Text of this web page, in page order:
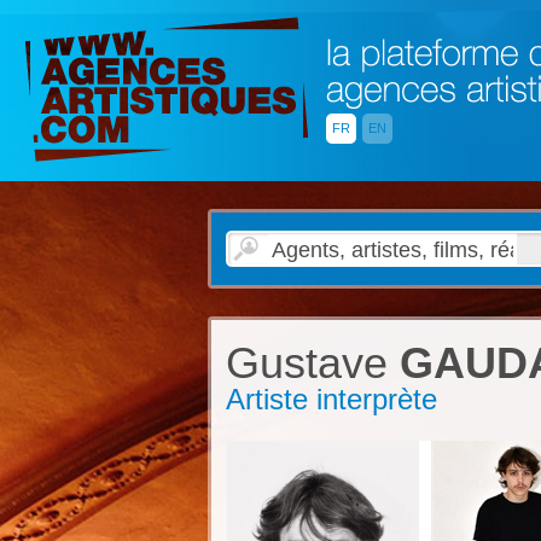
FR EN
Gustave
Artiste interprète